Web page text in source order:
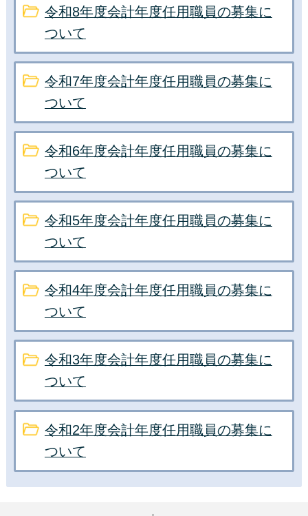
令和8年度会計年度任用職員の募集に
ついて
令和7年度会計年度任用職員の募集に
ついて
令和6年度会計年度任用職員の募集に
ついて
令和5年度会計年度任用職員の募集に
ついて
令和4年度会計年度任用職員の募集に
ついて
令和3年度会計年度任用職員の募集に
ついて
令和2年度会計年度任用職員の募集に
ついて